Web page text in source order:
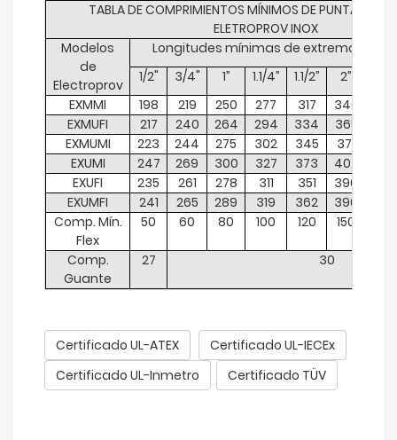
TABLA DE COMPRIMIENTOS MÍNIMOS DE PUNTA A
ELETROPROV INOX
Modelos
de
Electroprov
Longitudes mínimas de extremo a
1/2"
3/4" 1” 1.1/4” 1.1/2” 2”
EXMMI
198 219 250 277 317 340
EXMUFI
217 240 264 294 334 365
EXMUMI
223 244 275 302 345 371
EXUMI
247 269 300 327 373 402
EXUFI
235 261 278 311 351 390
EXUMFI
241 265 289 319 362 396
Comp. Mín.
Flex
50 60 80 100 120 150
Comp.
Guante
27 30
Certificado UL-ATEX
Certificado UL-IECEx
Certificado UL-Inmetro
Certificado TÜV